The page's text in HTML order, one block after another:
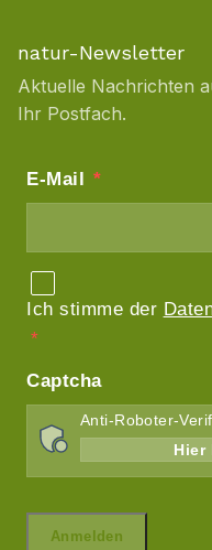
natur-Newsletter
Aktuelle Nachrichten
Ihr Postfach.